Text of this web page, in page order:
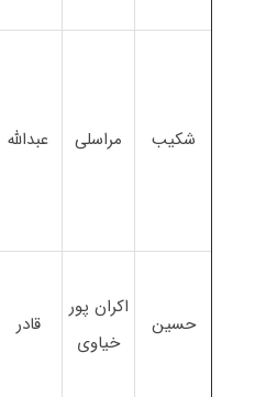
شکیب مراسلی عبدالله
حسین
اکران پور
خیاوی
قادر